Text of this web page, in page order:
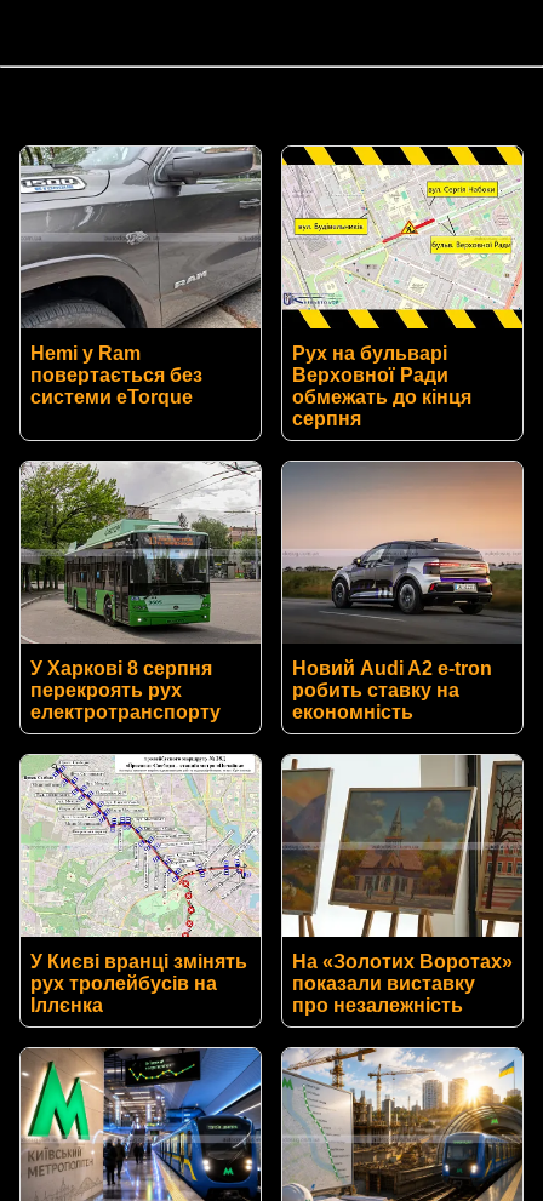
Hemi у Ram
повертається без
системи eTorque
Рух на бульварі
Верховної Ради
обмежать до кінця
серпня
У Харкові 8 серпня
перекроять рух
електротранспорту
Новий Audi A2 e-tron
робить ставку на
економність
У Києві вранці змінять
рух тролейбусів на
Іллєнка
На «Золотих Воротах»
показали виставку
про незалежність